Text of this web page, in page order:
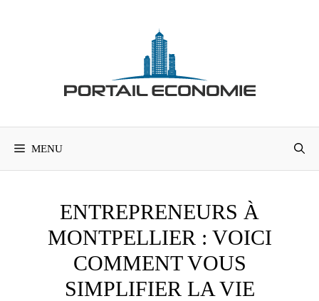
MENU
ENTREPRENEURS À
MONTPELLIER : VOICI
COMMENT VOUS
SIMPLIFIER LA VIE